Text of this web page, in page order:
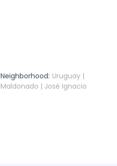
Neighborhood: Uruguay |
Maldonado | José Ignacio